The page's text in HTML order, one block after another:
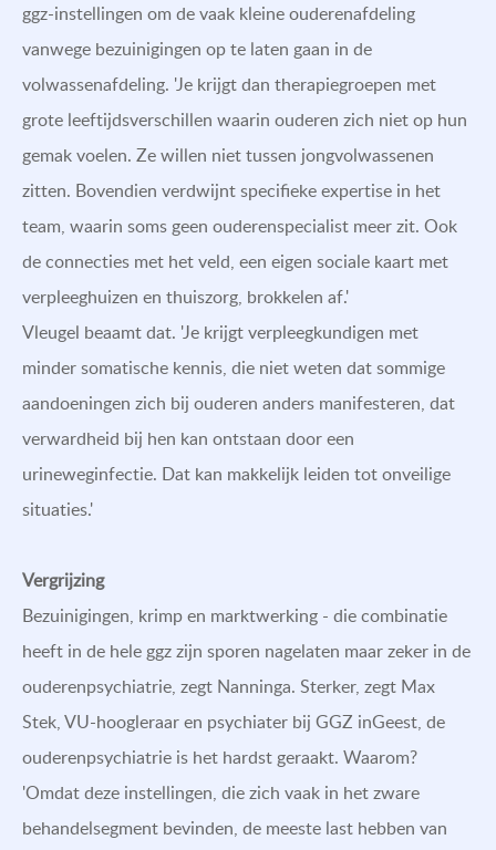
ggz-instellingen om de vaak kleine ouderenafdeling
vanwege bezuinigingen op te laten gaan in de
volwassenafdeling. 'Je krijgt dan therapiegroepen met
grote leeftijdsverschillen waarin ouderen zich niet op hun
gemak voelen. Ze willen niet tussen jongvolwassenen
zitten. Bovendien verdwijnt specifieke expertise in het
team, waarin soms geen ouderenspecialist meer zit. Ook
de connecties met het veld, een eigen sociale kaart met
verpleeghuizen en thuiszorg, brokkelen af.'
Vleugel beaamt dat. 'Je krijgt verpleegkundigen met
minder somatische kennis, die niet weten dat sommige
aandoeningen zich bij ouderen anders manifesteren, dat
verwardheid bij hen kan ontstaan door een
urineweginfectie. Dat kan makkelijk leiden tot onveilige
situaties.'
Vergrijzing
Bezuinigingen, krimp en marktwerking - die combinatie
heeft in de hele ggz zijn sporen nagelaten maar zeker in de
ouderenpsychiatrie, zegt Nanninga. Sterker, zegt Max
Stek, VU-hoogleraar en psychiater bij GGZ inGeest, de
ouderenpsychiatrie is het hardst geraakt. Waarom?
'Omdat deze instellingen, die zich vaak in het zware
behandelsegment bevinden, de meeste last hebben van